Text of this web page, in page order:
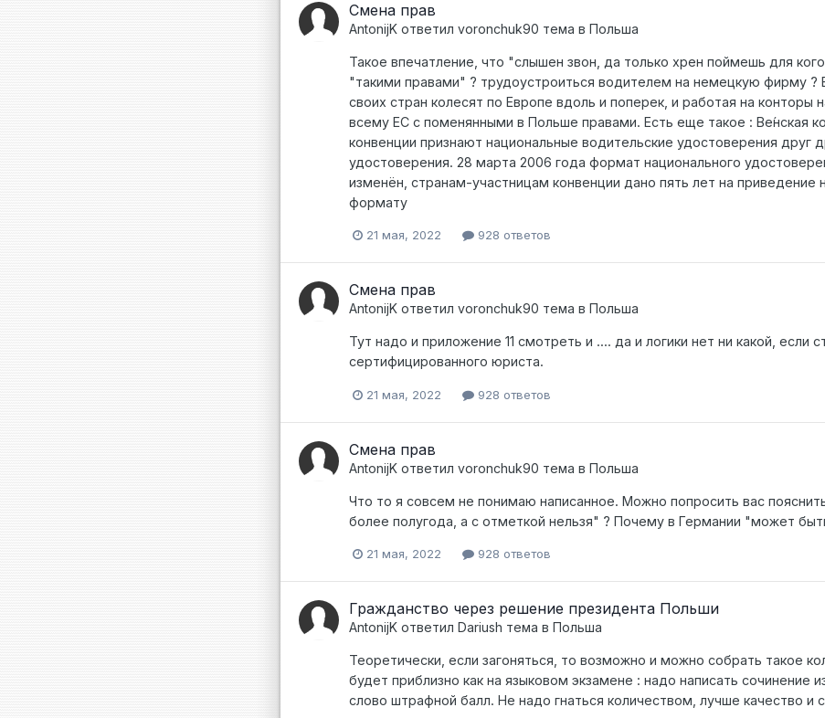
Смена прав
AntonijK ответил voronchuk90 тема в Польша
Такое впечатление, что "слышен звон, да только хрен поймешь для
"такими правами" ? трудоустроиться водителем на немецкую фирму
своих стран колесят по Европе вдоль и поперек, и работая на
всему ЕС с поменянными в Польше правами. Есть еще такое : Ве́нская
конвенции признают национальные водительские удостоверения
удостоверения. 28 марта 2006 года формат национального
изменён, странам-участницам конвенции дано пять лет на
формату
21 мая, 2022 928 ответов
Смена прав
AntonijK ответил voronchuk90 тема в Польша
Тут надо и приложение 11 смотреть и .... да и логики нет ни какой, если
сертифицированного юриста.
21 мая, 2022 928 ответов
Смена прав
AntonijK ответил voronchuk90 тема в Польша
Что то я совсем не понимаю написанное. Можно попросить вас
более полугода, а с отметкой нельзя" ? Почему в Германии "может
21 мая, 2022 928 ответов
Гражданство через решение президента Польши
AntonijK ответил Dariush тема в Польша
Теоретически, если загоняться, то возможно и можно собрать такое
будет приблизно как на языковом экзамене : надо написать
слово штрафной балл. Не надо гнаться количеством, лучше качество и